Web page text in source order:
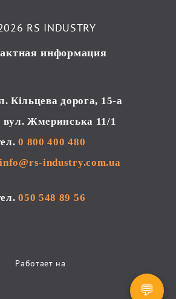
RS INDUSTRY
информация
0 800 400 480
info@rs-industry.com.ua
050 548 89 56
Работает на
💬